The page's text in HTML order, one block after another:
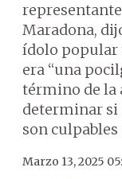
Maradona,
ídolo popular
era “una
término de la
determinar si
son
Marzo 13, 2025